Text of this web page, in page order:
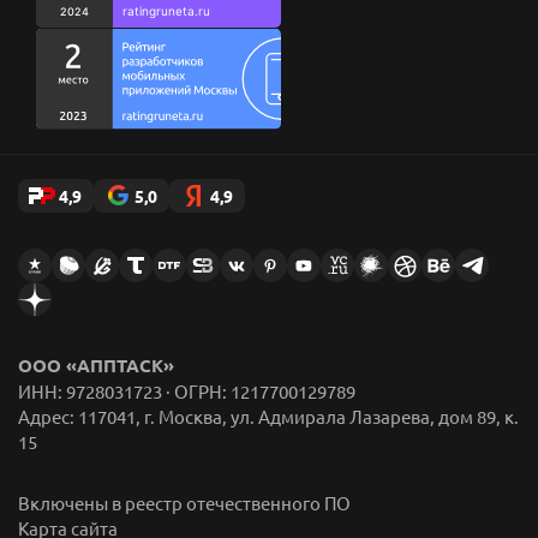
Стикеры AppFox в Telegram
4,9 5,0 4,9
ООО «АППТАСК»
ИНН: 9728031723 · ОГРН: 1217700129789
Адрес: 117041, г. Москва, ул. Адмирала Лазарева, дом 89, к.
15
Карта сайта
Включены в реестр отечественного ПО